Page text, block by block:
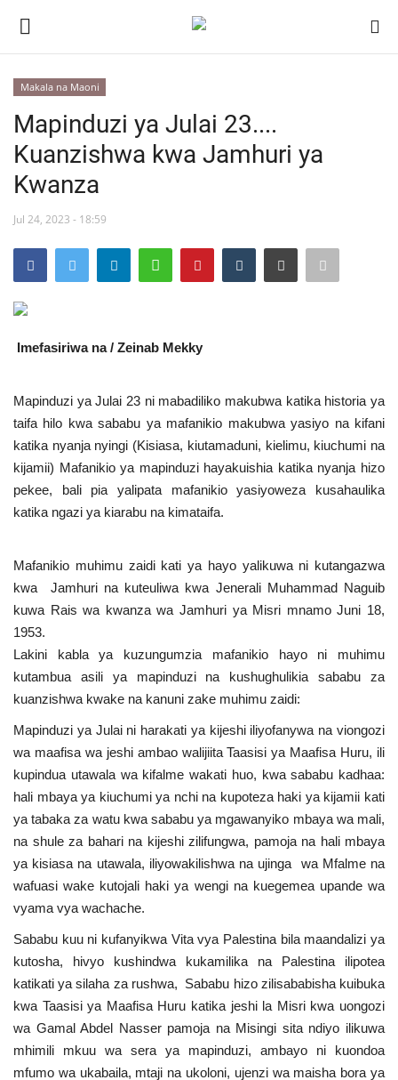
Nyumba
Wasiliana
Misri
Urithi wa Nasser
Habari
Harakati ya Nasser kwa Vijana
Kanuni na Masharti ya Udhamini wa
Nasser
Udhamini wa Nasser
Nyaraka na Marejeleo
Waanzilishi
Raia wa ulimwengu mzima
Nyaraka
Nafasi
Washiriki
Maonyesho
Wadhamini
Makala na Maoni
Mapinduzi ya Julai 23....
Kuanzishwa kwa Jamhuri ya
Kwanza
Jul 24, 2023 - 18:59
Imefasiriwa na / Zeinab Mekky
Mapinduzi ya Julai 23 ni mabadiliko makubwa katika historia ya
taifa hilo kwa sababu ya mafanikio makubwa yasiyo na kifani
katika nyanja nyingi (Kisiasa, kiutamaduni, kielimu, kiuchumi na
kijamii) Mafanikio ya mapinduzi hayakuishia katika nyanja hizo
pekee, bali pia yalipata mafanikio yasiyoweza kusahaulika
katika ngazi ya kiarabu na kimataifa.
Mafanikio muhimu zaidi kati ya hayo yalikuwa ni kutangazwa
kwa Jamhuri na kuteuliwa kwa Jenerali Muhammad Naguib
kuwa Rais wa kwanza wa Jamhuri ya Misri mnamo Juni 18,
1953.
Lakini kabla ya kuzungumzia mafanikio hayo ni muhimu
kutambua asili ya mapinduzi na kushughulikia sababu za
kuanzishwa kwake na kanuni zake muhimu zaidi:
Mapinduzi ya Julai ni harakati ya kijeshi iliyofanywa na viongozi
wa maafisa wa jeshi ambao walijiita Taasisi ya Maafisa Huru, ili
kupindua utawala wa kifalme wakati huo, kwa sababu kadhaa:
hali mbaya ya kiuchumi ya nchi na kupoteza haki ya kijamii kati
ya tabaka za watu kwa sababu ya mgawanyiko mbaya wa mali,
na shule za bahari na kijeshi zilifungwa, pamoja na hali mbaya
ya kisiasa na utawala, iliyowakilishwa na ujinga wa Mfalme na
wafuasi wake kutojali haki ya wengi na kuegemea upande wa
vyama vya wachache.
Sababu kuu ni kufanyikwa Vita vya Palestina bila maandalizi ya
kutosha, hivyo kushindwa kukamilika na Palestina ilipotea
katikati ya silaha za rushwa, Sababu hizo zilisababisha kuibuka
kwa Taasisi ya Maafisa Huru katika jeshi la Misri kwa uongozi
wa Gamal Abdel Nasser pamoja na Misingi sita ndiyo ilikuwa
mhimili mkuu wa sera ya mapinduzi, ambayo ni kuondoa
mfumo wa ukabaila, mtaji na ukoloni, ujenzi wa maisha bora ya